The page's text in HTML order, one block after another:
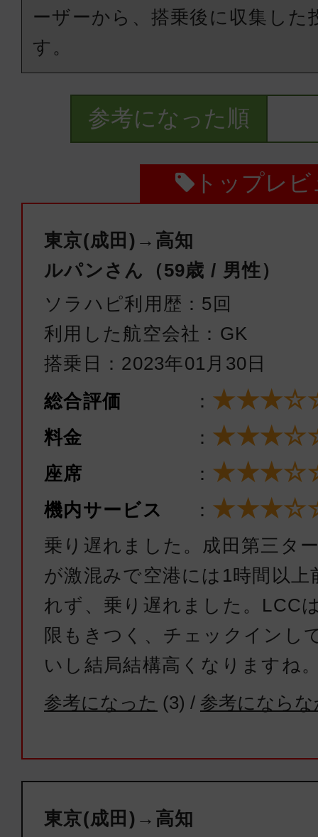
ーザーから、搭乗後に収集した
す。
参考になった順
トップレビ
東京(成田)→高知
ルパンさん（59歳 / 男性）
ソラハピ利用歴：5回
利用した航空会社：GK
搭乗日：2023年01月30日
総合評価
：
料金 ：
座席 ：
機内サービス ：
乗り遅れました。成田第三タ
が激混みで空港には1時間以
れず、乗り遅れました。LCC
限もきつく、チェックインし
いし結局結構高くなりますね
参考になった (3) / 参考になら
東京(成田)→高知